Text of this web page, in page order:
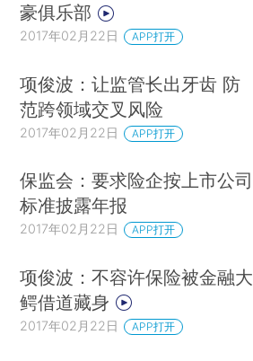
豪俱乐部
2017年02月22日 APP打开
项俊波：让监管长出牙齿 防
范跨领域交叉风险
2017年02月22日 APP打开
保监会：要求险企按上市公司
标准披露年报
2017年02月22日 APP打开
项俊波：不容许保险被金融大
鳄借道藏身
2017年02月22日 APP打开